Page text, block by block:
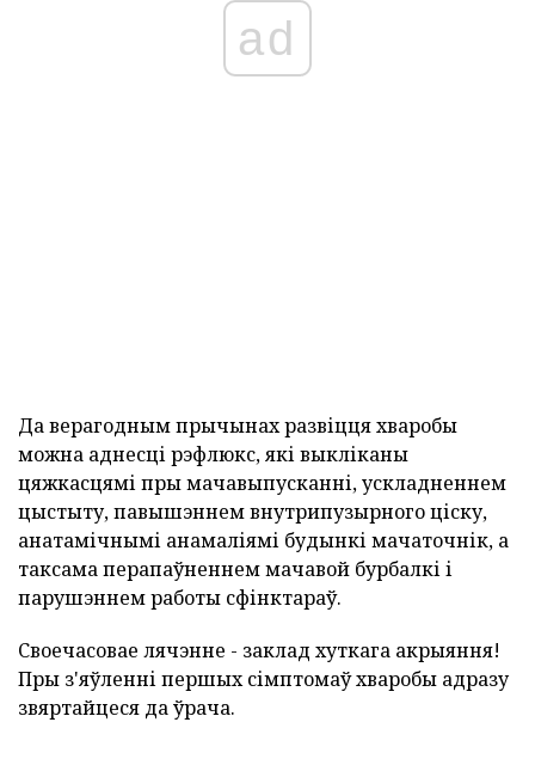
ad
Да верагодным прычынах развіцця хваробы
можна аднесці рэфлюкс, які выкліканы
цяжкасцямі пры мачавыпусканні, ускладненнем
цыстыту, павышэннем внутрипузырного ціску,
анатамічнымі анамаліямі будынкі мачаточнік, а
таксама перапаўненнем мачавой бурбалкі і
парушэннем работы сфінктараў.
Своечасовае лячэнне - заклад хуткага акрыяння!
Пры з'яўленні першых сімптомаў хваробы адразу
звяртайцеся да ўрача.